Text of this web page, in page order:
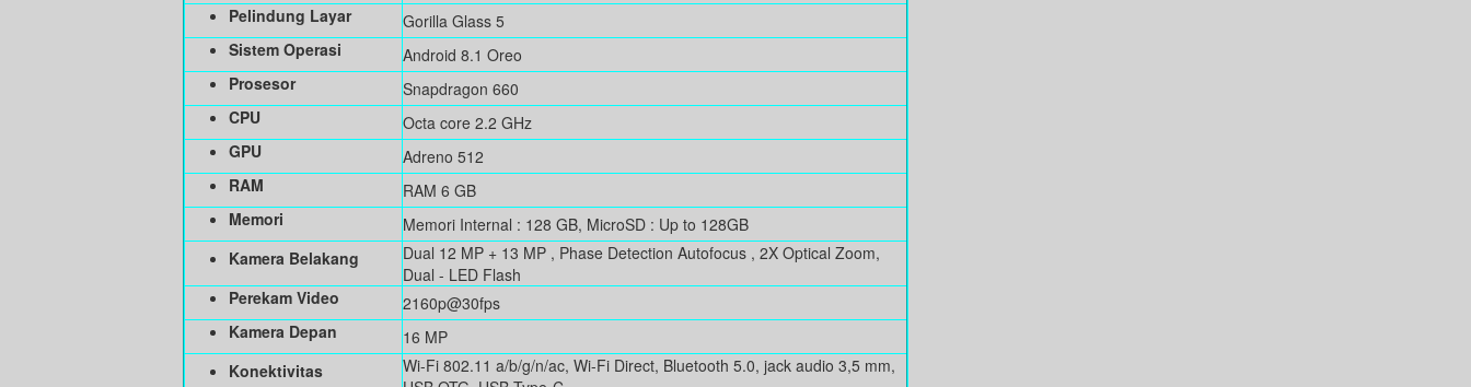
Pelindung Layar
Gorilla Glass 5
Sistem Operasi
Android 8.1 Oreo
Prosesor
Snapdragon 660
CPU
Octa core 2.2 GHz
GPU
Adreno 512
RAM
RAM 6 GB
Memori
Memori Internal : 128 GB, MicroSD : Up to 128GB
Kamera Belakang
Dual 12 MP + 13 MP , Phase Detection Autofocus , 2X Optical Zoom,
Dual - LED Flash
Perekam Video
2160p@30fps
Kamera Depan
16 MP
Konektivitas
Wi-Fi 802.11 a/b/g/n/ac, Wi-Fi Direct, Bluetooth 5.0, jack audio 3,5 mm,